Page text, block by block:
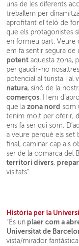
una de les diferents
treballem per
aprofitant el teló de
que els protagonistes
en formeu part. Veure
em fa sentir segura
potent aquesta zona,
per gaudir-ho
potencial al turista i al
natura, sinó de la
comerços. Hem
que lazona nord som
tenim molt per oferir,
ens fa ser qui som.
a veure perquè els set
final, caminar cap als
ser de la comarca del
territori divers,
visitats”.
Maria
Història per la
“És un plaer com a
Universitat de
vista/mirador